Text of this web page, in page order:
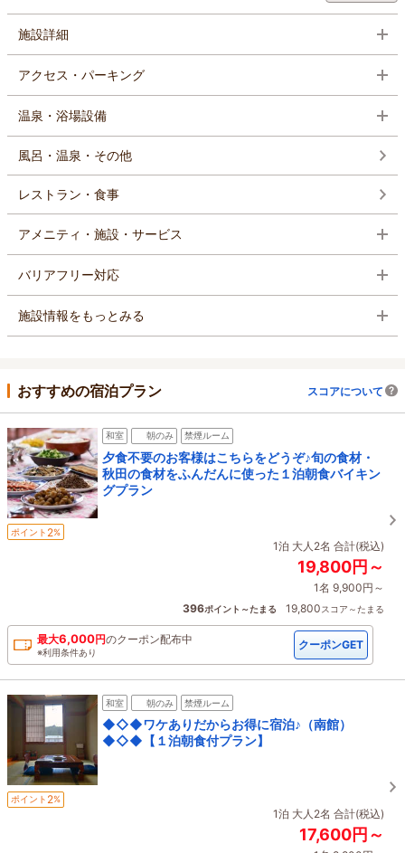
施設詳細
アクセス・パーキング
温泉・浴場設備
風呂・温泉・その他
レストラン・食事
アメニティ・施設・サービス
バリアフリー対応
施設情報をもっとみる
おすすめの宿泊プラン スコアについて
和室 朝のみ 禁煙ルーム
夕食不要のお客様はこちらをどうぞ♪旬の食材・
秋田の食材をふんだんに使った１泊朝食バイキン
グプラン
ポイント 2%
1泊 大人2名 合計(税込)
19,800円～
1名 9,900円～
396ポイント～たまる 19,800スコア～たまる
最大6,000円のクーポン配布中
※利用条件あり
クーポンGET
和室 朝のみ 禁煙ルーム
◆◇◆ワケありだからお得に宿泊♪（南館）
◆◇◆【１泊朝食付プラン】
ポイント 2%
1泊 大人2名 合計(税込)
17,600円～